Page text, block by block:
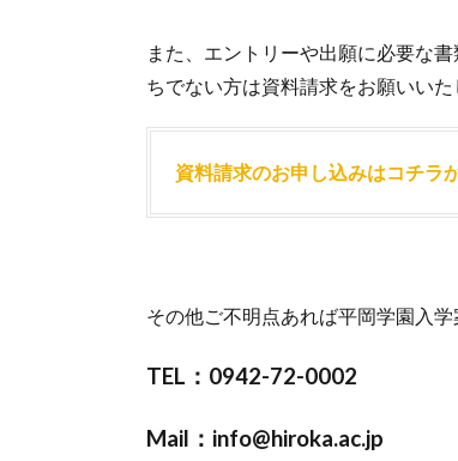
また、エントリーや出願に必要な
ちでない方は資料請求をお願いいた
資料請求のお申し込みはコチラ
その他ご不明点あれば平岡学園入
TEL：0942-72-0002
Mail：info@hiroka.ac.jp